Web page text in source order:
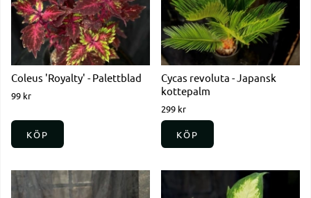
Coleus 'Royalty' - Palettblad
99 kr
KÖP
Cycas revoluta - Japansk
kottepalm
299 kr
KÖP